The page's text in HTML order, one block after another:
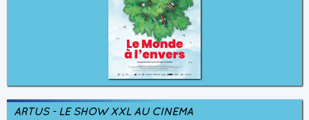
ARTUS - LE SHOW XXL AU CINÉMA